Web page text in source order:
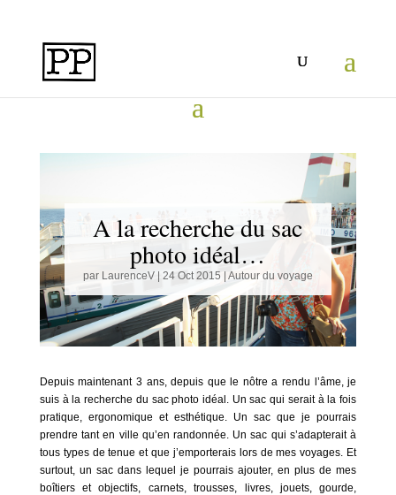
A la recherche du sac
photo idéal…
par LaurenceV| 24 Oct 2015 Autour du voyage
Depuis maintenant 3 ans, depuis que le nôtre a rendu l’âme, je
suis à la recherche du sac photo idéal. Un sac qui serait à la fois
pratique, ergonomique et esthétique. Un sac que je pourrais
prendre tant en ville qu’en randonnée. Un sac qui s’adapterait à
tous types de tenue et que j’emporterais lors de mes voyages. Et
surtout, un sac dans lequel je pourrais ajouter, en plus de mes
boîtiers et objectifs, carnets, trousses, livres, jouets, gourde,